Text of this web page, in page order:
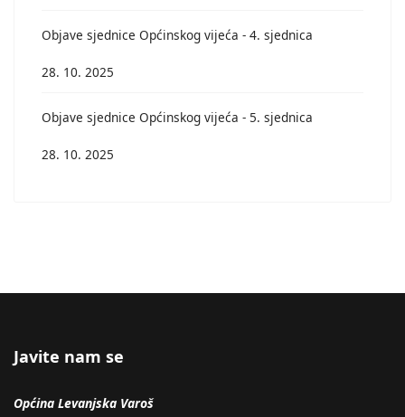
Objave sjednice Općinskog vijeća - 4. sjednica
28. 10. 2025
Objave sjednice Općinskog vijeća - 5. sjednica
28. 10. 2025
Javite nam se
Općina Levanjska Varoš